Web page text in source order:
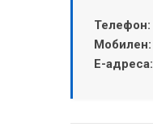
Телефон:
Мобилен:
Е-адреса: